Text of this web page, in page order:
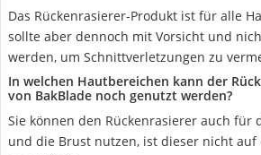
Das Rückenrasierer-Produkt ist für alle
sollte aber dennoch mit Vorsicht und
werden, um Schnittverletzungen zu
In welchen Hautbereichen kann der
von BakBlade noch genutzt werden?
Sie können den Rückenrasierer auch für
und die Brust nutzen, ist dieser nicht auf